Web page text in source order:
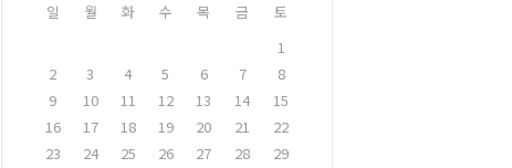
일 월 화 수 목 금
토
1
2
3 4 5 6 7
8
9
10 11 12 13 14
15
16
17 18 19 20 21
22
23
24 25 26 27 28
29